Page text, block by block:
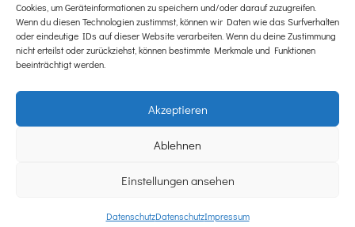
Cookies, um Geräteinformationen zu speichern und/oder darauf zuzugreifen.
Wenn du diesen Technologien zustimmst, können wir Daten wie das Surfverhalten
oder eindeutige IDs auf dieser Website verarbeiten. Wenn du deine Zustimmung
nicht erteilst oder zurückziehst, können bestimmte Merkmale und Funktionen
beeinträchtigt werden.
Akzeptieren
Ablehnen
Einstellungen ansehen
DatenschutzDatenschutzImpressum
KONTAKT
Anwaltsbüro im Hegarhaus
Wilhelmstr. 10
Tel. NOTFALL Strafrecht 0761 / 38 79 2 16